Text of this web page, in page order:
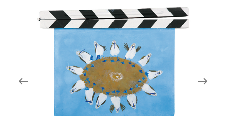
Aktuální výstavy
Zlín Film Festival